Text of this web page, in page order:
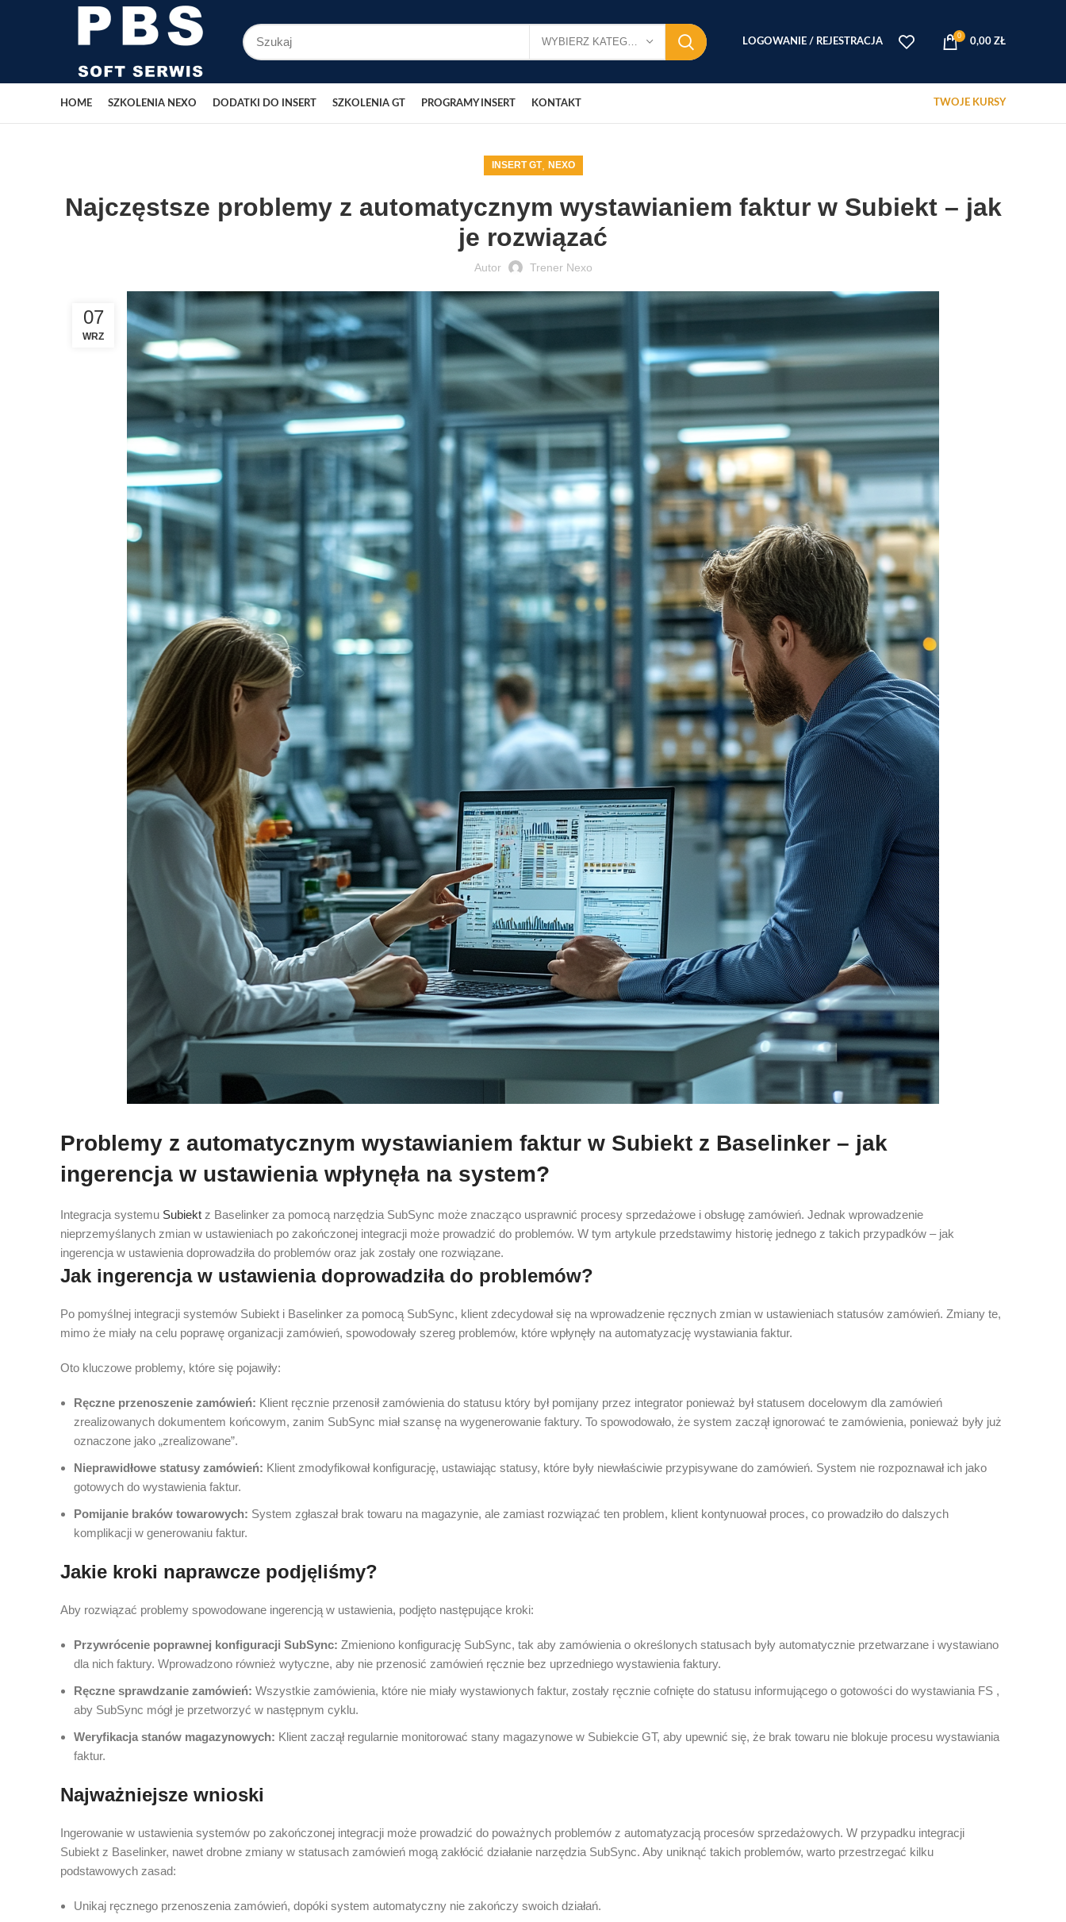
LOGOWANIE / REJESTRACJA
0
0,00 ZŁ
HOME SZKOLENIA NEXO DODATKI DO INSERT SZKOLENIA GT PROGRAMY INSERT KONTAKT TWOJE KURSY
INSERT GT, NEXO
Najczęstsze problemy z automatycznym wystawianiem faktur w Subiekt – jak
je rozwiązać
Autor Trener Nexo
07
WRZ
Problemy z automatycznym wystawianiem faktur w Subiekt z Baselinker – jak
ingerencja w ustawienia wpłynęła na system?
Integracja systemu Subiekt z Baselinker za pomocą narzędzia SubSync może znacząco usprawnić procesy sprzedażowe i obsługę zamówień. Jednak wprowadzenie
nieprzemyślanych zmian w ustawieniach po zakończonej integracji może prowadzić do problemów. W tym artykule przedstawimy historię jednego z takich przypadków – jak
ingerencja w ustawienia doprowadziła do problemów oraz jak zostały one rozwiązane.
Jak ingerencja w ustawienia doprowadziła do problemów?
Po pomyślnej integracji systemów Subiekt i Baselinker za pomocą SubSync, klient zdecydował się na wprowadzenie ręcznych zmian w ustawieniach statusów zamówień. Zmiany te,
mimo że miały na celu poprawę organizacji zamówień, spowodowały szereg problemów, które wpłynęły na automatyzację wystawiania faktur.
Oto kluczowe problemy, które się pojawiły:
Ręczne przenoszenie zamówień: Klient ręcznie przenosił zamówienia do statusu który był pomijany przez integrator ponieważ był statusem docelowym dla zamówień
zrealizowanych dokumentem końcowym, zanim SubSync miał szansę na wygenerowanie faktury. To spowodowało, że system zaczął ignorować te zamówienia, ponieważ były już
oznaczone jako „zrealizowane”.
Nieprawidłowe statusy zamówień: Klient zmodyfikował konfigurację, ustawiając statusy, które były niewłaściwie przypisywane do zamówień. System nie rozpoznawał ich jako
gotowych do wystawienia faktur.
Pomijanie braków towarowych: System zgłaszał brak towaru na magazynie, ale zamiast rozwiązać ten problem, klient kontynuował proces, co prowadziło do dalszych
komplikacji w generowaniu faktur.
Jakie kroki naprawcze podjęliśmy?
Aby rozwiązać problemy spowodowane ingerencją w ustawienia, podjęto następujące kroki:
Przywrócenie poprawnej konfiguracji SubSync: Zmieniono konfigurację SubSync, tak aby zamówienia o określonych statusach były automatycznie przetwarzane i wystawiano
dla nich faktury. Wprowadzono również wytyczne, aby nie przenosić zamówień ręcznie bez uprzedniego wystawienia faktury.
Ręczne sprawdzanie zamówień: Wszystkie zamówienia, które nie miały wystawionych faktur, zostały ręcznie cofnięte do statusu informującego o gotowości do wystawiania FS ,
aby SubSync mógł je przetworzyć w następnym cyklu.
Weryfikacja stanów magazynowych: Klient zaczął regularnie monitorować stany magazynowe w Subiekcie GT, aby upewnić się, że brak towaru nie blokuje procesu wystawiania
faktur.
Najważniejsze wnioski
Ingerowanie w ustawienia systemów po zakończonej integracji może prowadzić do poważnych problemów z automatyzacją procesów sprzedażowych. W przypadku integracji
Subiekt z Baselinker, nawet drobne zmiany w statusach zamówień mogą zakłócić działanie narzędzia SubSync. Aby uniknąć takich problemów, warto przestrzegać kilku
podstawowych zasad:
Unikaj ręcznego przenoszenia zamówień, dopóki system automatyczny nie zakończy swoich działań.